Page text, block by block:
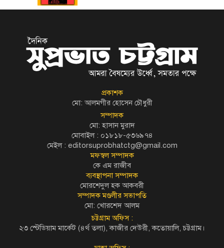
প্রকাশক
মো: আলমগীর হোসেন চৌধুরী
সম্পাদক
মো: হাসান মুরাদ
মোবাইল : ০১৮১৮-৫৩৬৯৭৪
মেইল : editorsuprobhatctg@gmail.com
মফস্বল সম্পাদক
কে এম রাজীব
ব্যবস্থাপনা সম্পাদক
মোরশেদুল হক আকবরী
সম্পাদক মণ্ডলীর সভাপতি
মো: খোরশেদ আলম
চট্টগ্রাম অফিস :
২৩ স্টেডিয়াম মার্কেট (৪র্থ তলা), কাজীর দেউরী, কতোয়ালি, চট্টগ্রাম।